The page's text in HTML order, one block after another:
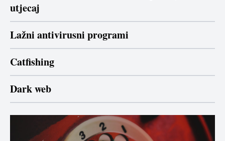
utjecaj
Lažni antivirusni programi
Catfishing
Dark web